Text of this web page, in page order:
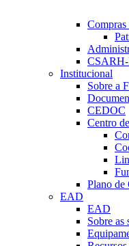
Compras
Institucional
Sobre a
CEDOC
Centro
Plano de
EAD
EAD
Sobre as